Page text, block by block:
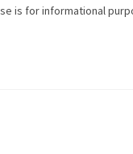
is for informational